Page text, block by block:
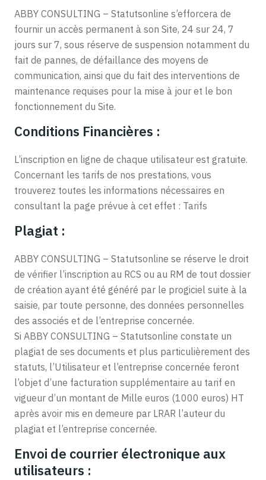
ABBY CONSULTING – Statutsonline s’efforcera de
fournir un accès permanent à son Site, 24 sur 24, 7
jours sur 7, sous réserve de suspension notamment du
fait de pannes, de défaillance des moyens de
communication, ainsi que du fait des interventions de
maintenance requises pour la mise à jour et le bon
fonctionnement du Site.
Conditions Financières :
L’inscription en ligne de chaque utilisateur est gratuite.
Concernant les tarifs de nos prestations, vous
trouverez toutes les informations nécessaires en
consultant la page prévue à cet effet : Tarifs
Plagiat :
ABBY CONSULTING – Statutsonline se réserve le droit
de vérifier l’inscription au RCS ou au RM de tout dossier
de création ayant été généré par le progiciel suite à la
saisie, par toute personne, des données personnelles
des associés et de l’entreprise concernée.
Si ABBY CONSULTING – Statutsonline constate un
plagiat de ses documents et plus particulièrement des
statuts, l’Utilisateur et l’entreprise concernée feront
l’objet d’une facturation supplémentaire au tarif en
vigueur d’un montant de Mille euros (1000 euros) HT
après avoir mis en demeure par LRAR l’auteur du
plagiat et l’entreprise concernée.
Envoi de courrier électronique aux
utilisateurs :